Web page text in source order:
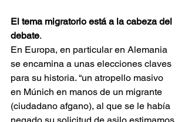
El tema migratorio está a la cabeza del
debate.
En Europa, en particular en Alemania
se encamina a unas elecciones claves
para su historia. “un atropello masivo
en Múnich en manos de un migrante
(ciudadano afgano), al que se le había